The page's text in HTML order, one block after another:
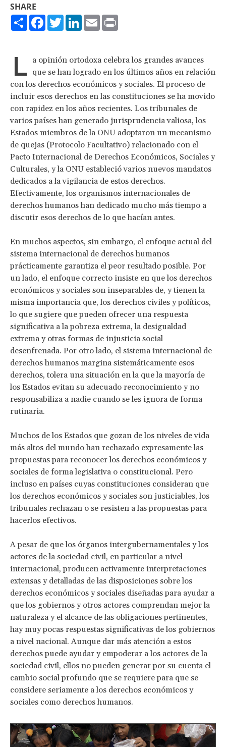
SHARE
ShareFacebook
TwitterLinkedIn
Email
L a opinión ortodoxa celebra los grandes avances
que se han logrado en los últimos años en relación
con los derechos económicos y sociales. El proceso de
incluir esos derechos en las constituciones se ha movido
con rapidez en los años recientes. Los tribunales de
varios países han generado jurisprudencia valiosa, los
Estados miembros de la ONU adoptaron un mecanismo
de quejas (Protocolo Facultativo) relacionado con el
Pacto Internacional de Derechos Económicos, Sociales y
Culturales, y la ONU estableció varios nuevos mandatos
dedicados a la vigilancia de estos derechos.
Efectivamente, los organismos internacionales de
derechos humanos han dedicado mucho más tiempo a
discutir esos derechos de lo que hacían antes.
En muchos aspectos, sin embargo, el enfoque actual del
sistema internacional de derechos humanos
prácticamente garantiza el peor resultado posible. Por
un lado, el enfoque correcto insiste en que los derechos
económicos y sociales son inseparables de, y tienen la
misma importancia que, los derechos civiles y políticos,
lo que sugiere que pueden ofrecer una respuesta
significativa a la pobreza extrema, la desigualdad
extrema y otras formas de injusticia social
desenfrenada. Por otro lado, el sistema internacional de
derechos humanos margina sistemáticamente esos
derechos, tolera una situación en la que la mayoría de
los Estados evitan su adecuado reconocimiento y no
responsabiliza a nadie cuando se les ignora de forma
rutinaria.
Muchos de los Estados que gozan de los niveles de vida
más altos del mundo han rechazado expresamente las
propuestas para reconocer los derechos económicos y
sociales de forma legislativa o constitucional. Pero
incluso en países cuyas constituciones consideran que
los derechos económicos y sociales son justiciables, los
tribunales rechazan o se resisten a las propuestas para
hacerlos efectivos.
A pesar de que los órganos intergubernamentales y los
actores de la sociedad civil, en particular a nivel
internacional, producen activamente interpretaciones
extensas y detalladas de las disposiciones sobre los
derechos económicos y sociales diseñadas para ayudar a
que los gobiernos y otros actores comprendan mejor la
naturaleza y el alcance de las obligaciones pertinentes,
hay muy pocas respuestas significativas de los gobiernos
a nivel nacional. Aunque dar más atención a estos
derechos puede ayudar y empoderar a los actores de la
sociedad civil, ellos no pueden generar por su cuenta el
cambio social profundo que se requiere para que se
considere seriamente a los derechos económicos y
sociales como derechos humanos.